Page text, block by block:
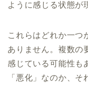
ように感じる状態が
これらはどれか一つ
ありません。複数の
感じている可能性も
「悪化」なのか、